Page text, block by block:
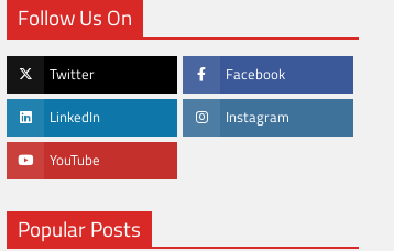
Follow Us On
Twitter Facebook
LinkedIn Instagram
YouTube
Popular Posts